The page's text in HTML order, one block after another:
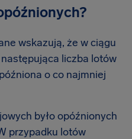
wskazują, że w ciągu
liczba lotów
o co najmniej
było opóźnionych
przypadku lotów